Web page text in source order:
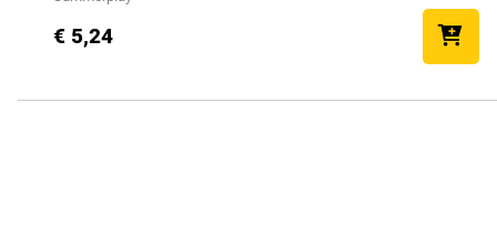
€ 5,24